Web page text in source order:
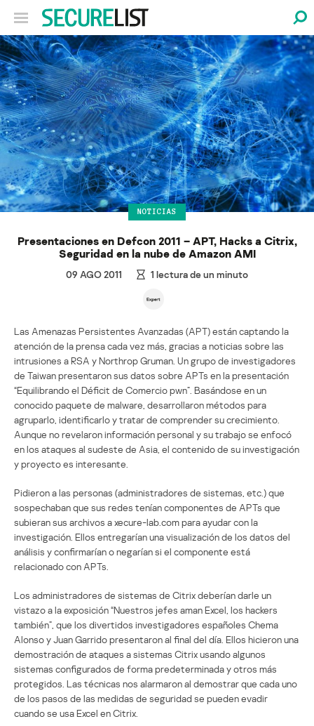
NOTICIAS
Presentaciones en Defcon 2011 – APT, Hacks a Citrix,
Seguridad en la nube de Amazon AMI
09 AGO 2011 1 lectura de un minuto
Las Amenazas Persistentes Avanzadas (APT) están captando la
atención de la prensa cada vez más, gracias a noticias sobre las
intrusiones a RSA y Northrop Gruman. Un grupo de investigadores
de Taiwan presentaron sus datos sobre APTs en la presentación
“Equilibrando el Déficit de Comercio pwn”. Basándose en un
conocido paquete de malware, desarrollaron métodos para
agruparlo, identificarlo y tratar de comprender su crecimiento.
Aunque no revelaron información personal y su trabajo se enfocó
en los ataques al sudeste de Asia, el contenido de su investigación
y proyecto es interesante.
Pidieron a las personas (administradores de sistemas, etc.) que
sospechaban que sus redes tenían componentes de APTs que
subieran sus archivos a xecure-lab.com para ayudar con la
investigación. Ellos entregarían una visualización de los datos del
análisis y confirmarían o negarían si el componente está
relacionado con APTs.
Los administradores de sistemas de Citrix deberían darle un
vistazo a la exposición “Nuestros jefes aman Excel, los hackers
también”, que los divertidos investigadores españoles Chema
Alonso y Juan Garrido presentaron al final del día. Ellos hicieron una
demostración de ataques a sistemas Citrix usando algunos
sistemas configurados de forma predeterminada y otros más
protegidos. Las técnicas nos alarmaron al demostrar que cada uno
de los pasos de las medidas de seguridad se pueden evadir
cuando se usa Excel en Citrix.